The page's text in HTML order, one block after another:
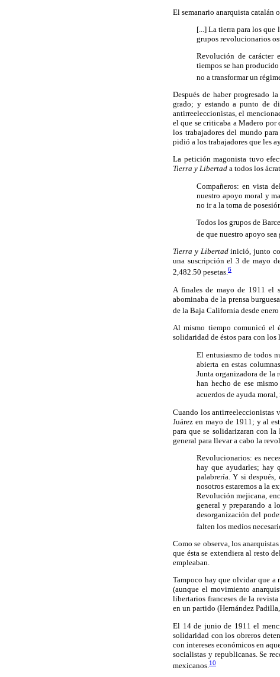
El semanario anarquista catalán
[...] La tierra para los
grupos revolucionarios
Revolución de carácter
tiempos se han
no a transformar un
Después de haber progresado
grado; y estando a punto de
antirreeleccionistas, el
el que se criticaba a Madero por
los trabajadores del mundo
pidió a los trabajadores que les
La petición magonista tuvo
Tierra y Libertad a todos los
Compañeros: en vista
nuestro apoyo moral y
no ir a la toma de
Todos los grupos de
de que nuestro apoyo sea
Tierra y Libertadinició, junto
una suscripción el 3 de mayo
2,482.50 pesetas.6
A finales de mayo de 1911 el
abominaba de la prensa
de la Baja California desde enero
Al mismo tiempo comunicó el
solidaridad de éstos para con
El entusiasmo de todos
abierta en estas
Junta organizadora de la
han hecho de ese
acuerdos de ayuda
Cuando los antirreeleccionistas
Juárez en mayo de 1911; y al
para que se solidarizaran con
general para llevar a cabo la
Revolucionarios: es
hay que ayudarles; hay
palabrería. Y si
nosotros estaremos a la
Revolución mejicana,
general y preparando a
desorganización del
falten los medios
Como se observa, los
que ésta se extendiera al resto
empleaban.
Tampoco hay que olvidar que a
(aunque el movimiento
libertarios franceses de la revista
en un partido (Hernández
El 14 de junio de 1911 el
solidaridad con los obreros
con intereses económicos en
socialistas y republicanas. Se
mexicanos. 10